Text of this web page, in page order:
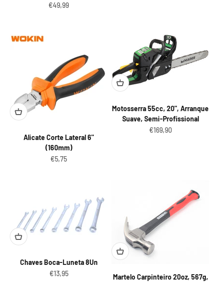
Preço promocional
€49,99
Alicate Corte Lateral 6"
(160mm)
Preço promocional
€5,75
Motosserra 55cc, 20", Arranque
Suave, Semi-Profissional
Preço promocional
€169,90
Chaves Boca-Luneta 8Un
Preço promocional
€13,95 Martelo Carpinteiro 20oz, 567g,